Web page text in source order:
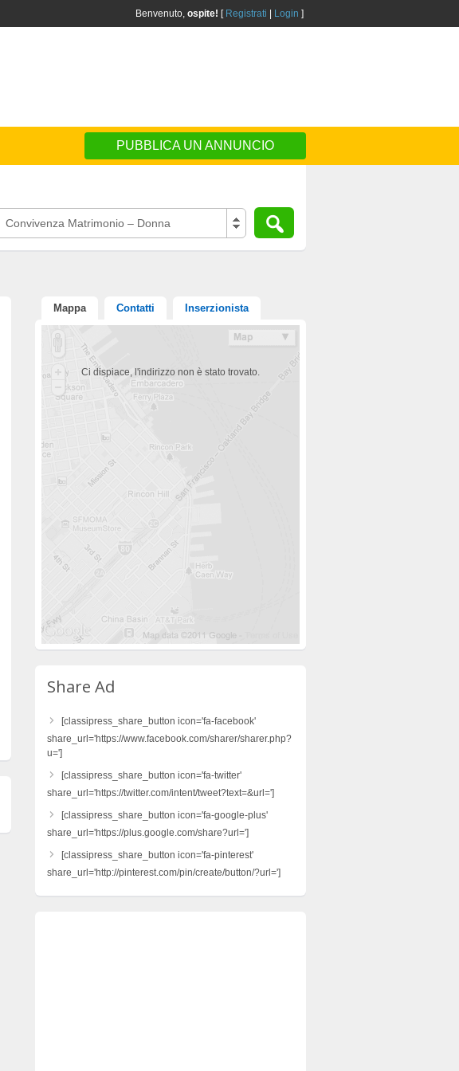
Benvenuto, ospite! [ Registrati Login ]
PUBBLICA UN ANNUNCIO
Convivenza Matrimonio – Donna
Mappa Contatti Inserzionista
Ci dispiace, l'indirizzo non è stato trovato.
Share Ad
[classipress_share_button icon='fa-facebook'
share_url='https://www.facebook.com/sharer/sharer.php?
u=']
[classipress_share_button icon='fa-twitter'
share_url='https://twitter.com/intent/tweet?text=&url=']
[classipress_share_button icon='fa-google-plus'
share_url='https://plus.google.com/share?url=']
[classipress_share_button icon='fa-pinterest'
share_url='http://pinterest.com/pin/create/button/?url=']